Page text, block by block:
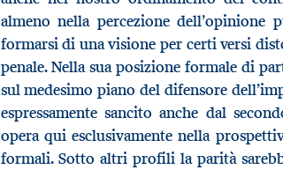
almeno nella percezione
formarsi di una visione per certi versi
penale. Nella sua posizione formale di
sul medesimo piano del difensore
espressamente sancito anche dal
opera qui esclusivamente nella
formali. Sotto altri profili la parità